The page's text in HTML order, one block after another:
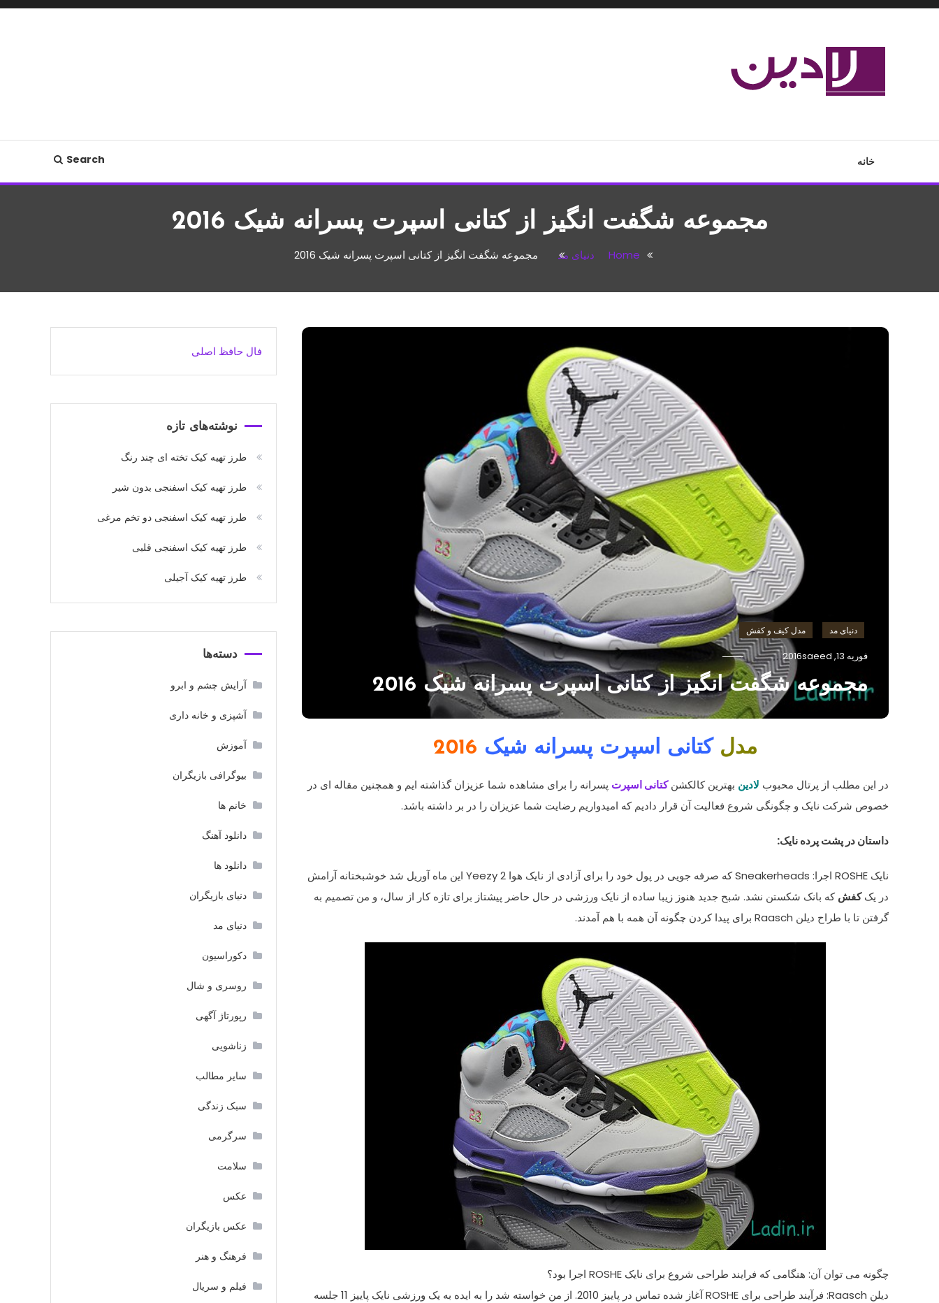
Skip
خانه Search
مجموعه شگفت انگیز از کتانی اسپرت پسرانه شیک 2016
Home دنیای مد مجموعه شگفت انگیز از کتانی اسپرت پسرانه شیک 2016
دنیای مد مدل کیف و کفش
فوریه 13, 2016 saeed
مجموعه شگفت انگیز از کتانی اسپرت پسرانه شیک 2016
مدل کتانی اسپرت پسرانه شیک 2016
در این مطلب از پرتال محبوب لادین بهترین کالکشنکتانی اسپرت پسرانه را برای مشاهده شما عزیزان گذاشته ایم و همچنین مقاله ای در
خصوص شرکت نایک و چگونگی شروع فعالیت آن قرار دادیم که امیدواریم رضایت شما عزیزان را در بر داشته باشد.
داستان در پشتپردهنایک:
نایک ROSHE اجرا: Sneakerheadsکه صرفه جویی در پول خود را برای آزادی از نایک هوا Yeezy 2 این ماه آوریل شد خوشبختانه آرامش
در یککفش که بانک شکستن نشد. شبح جدید هنوز زیبا ساده از نایک ورزشی در حال حاضر پیشتاز برای تازه کار از سال، و من تصمیم به
گرفتن تا با طراح دیلن Raasch برای پیدا کردن چگونه آن همه با هم آمدند.
چگونه می توان آن: هنگامی که فرایند طراحی شروع برای نایک ROSHE اجرا بود؟
دیلن Raasch
: فرآیند طراحی برای ROSHEآغاز شده تماس در پاییز 2010. از من خواسته شد را به ایده به یک ورزشی نایک پاییز 11 جلسه
فال حافظ اصلی
نوشته‌های تازه
طرز تهیه کیک تخته ای چند رنگ
طرز تهیه کیک اسفنجی بدون شیر
طرز تهیه کیک اسفنجی دو تخم مرغی
طرز تهیه کیک اسفنجی قلبی
طرز تهیه کیک آجیلی
دسته‌ها
آرایش چشم و ابرو
آشپزی و خانه داری
آموزش
بیوگرافی بازیگران
خانم ها
دانلود آهنگ
دانلود ها
دنیای بازیگران
دنیای مد
دکوراسیون
روسری و شال
رپورتاژ آگهی
زناشویی
سایر مطالب
سبک زندگی
سرگرمی
سلامت
عکس
عکس بازیگران
فرهنگ و هنر
فیلم و سریال